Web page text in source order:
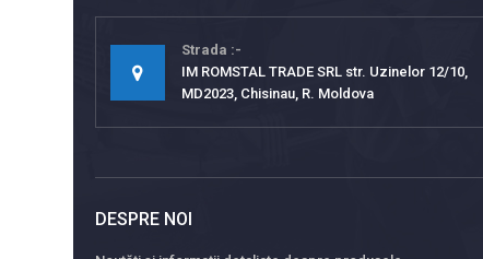
Strada
IM ROMSTAL TRADE SRL str. Uzinelor 12/10,
MD2023, Chisinau, R. Moldova
DESPRE NOI